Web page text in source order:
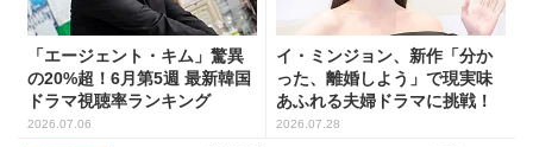
「エージェント・キム」驚異
の20%超！6月第5週 最新韓国
ドラマ視聴率ランキング
2026.07.06
イ・ミンジョン、新作「分か
った、離婚しよう」で現実味
あふれる夫婦ドラマに挑戦！
2026.07.28